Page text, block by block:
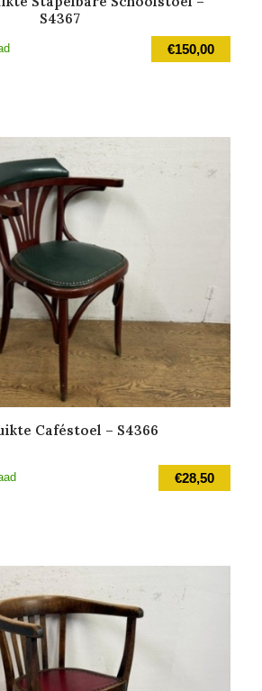
S4367
€150,00
Caféstoel – S4366
€28,50